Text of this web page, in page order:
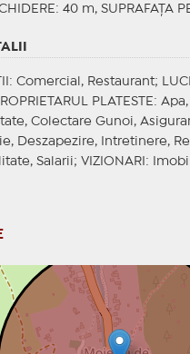
40 m, SUPRAFAȚA
: Comercial, Restaurant;
PLATESTE :
Colectare Gunoi,
Deszapezire, Intretinere,
Salarii; VIZIONARI :